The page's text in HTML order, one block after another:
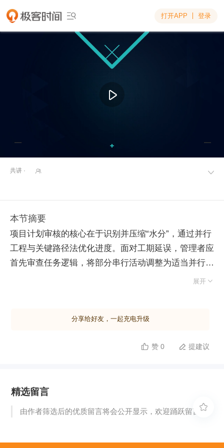
 打开APP 登录

共讲 · 
本节摘要
项目计划审核的核心在于识别并压缩“水分”，通过并行
工程与关键路径法优化进度。面对工期延误，管理者应
首先审查任务逻辑，将部分串行活动调整为适当并行。
例如，测试方案拟定可提前至单元测试期间同步进行，
（CPM）解决资源忙闲不均问题。关键路径是耗时最
键路径要时间，向非关键路径要资源”。通过将非关键
衡负载。此外，需明确关键路径具有动态性：一个项目
中可能存在多条关键路径，且随着进度变化，关键与非
展开 
分享给好友，一起充电升级
 赞 0  提建议
精选留言
由作者筛选后的优质留言将会公开显示，欢迎踊跃留言。
